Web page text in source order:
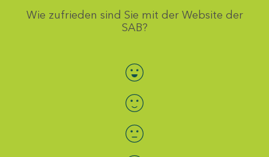
Wie zufrieden sind Sie mit der Website der
SAB?
Bewertung auswählen